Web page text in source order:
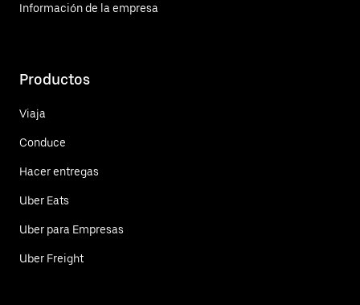
Información de la empresa
Productos
Viaja
Conduce
Hacer entregas
Uber Eats
Uber para Empresas
Uber Freight